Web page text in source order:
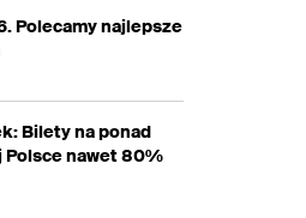
Polecamy najlepsze
Bilety na ponad
Polsce nawet 80%